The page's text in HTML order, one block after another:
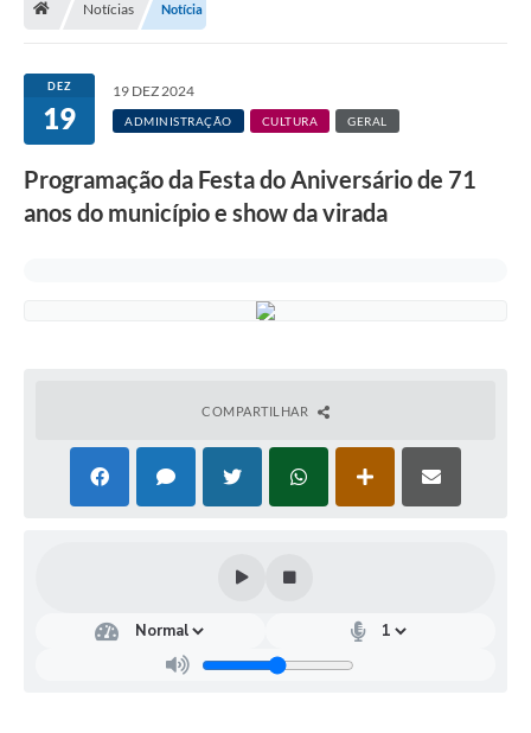
Departamentos
Diário Oficial
Ouvidoria
Audiências Públicas
Plantão Farmácias e Saúde
Coleta de exames laboratoriais
Notícias Notícia
DEZ
19
19 DEZ 2024
ADMINISTRAÇÃO CULTURA GERAL
Programação da Festa do Aniversário de 71
anos do município e show da virada
COMPARTILHAR